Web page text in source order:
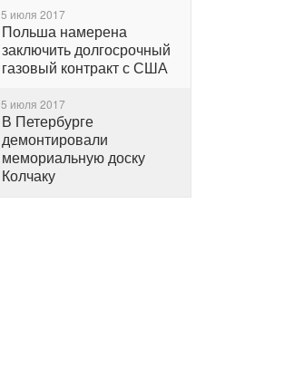
5 июля 2017
Польша намерена
заключить долгосрочный
газовый контракт с США
5 июля 2017
В Петербурге
демонтировали
мемориальную доску
Колчаку